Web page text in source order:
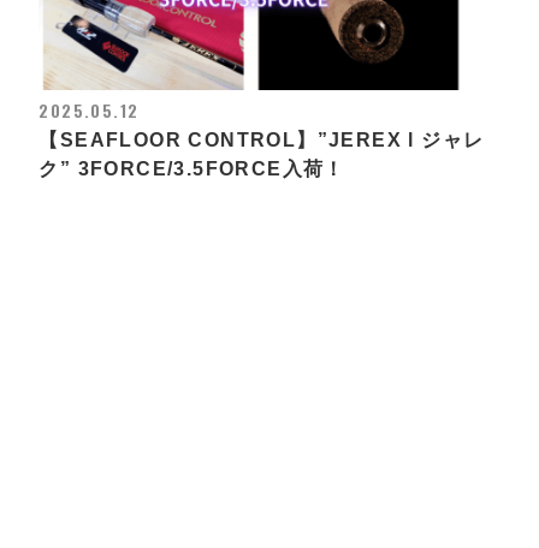
2025.05.12
【SEAFLOOR CONTROL】”JEREX l ジャレ
ク” 3FORCE/3.5FORCE入荷！